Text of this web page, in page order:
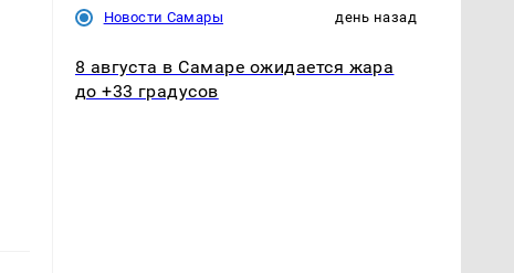
Новости Самары день назад
8 августа в Самаре ожидается жара
до +33 градусов